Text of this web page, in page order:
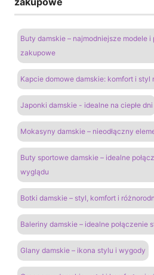
Buty damskie – najmodniejsze modele
zakupowe
Kapcie domowe damskie: komfort i styl
Japonki damskie - idealne na ciepłe dni
Mokasyny damskie – nieodłączny
Buty sportowe damskie – idealne
wyglądu
Botki damskie – styl, komfort i
Baleriny damskie – idealne połączenie
Glany damskie – ikona stylu i wygody